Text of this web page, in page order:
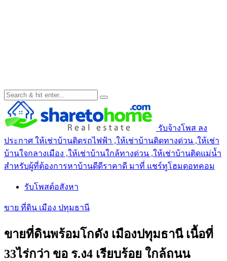
รับจ้างโพส ลง
ประกาศ ให้เช่าบ้านติดรถไฟฟ้า ,ให้เช่าบ้านติดทางด่วน ,ให้เช่า
บ้านใจกลางเมือง ,ให้เช่าบ้านใกล้ทางด่วน ,ให้เช่าบ้านติดแม่น้ำ
สำหรับผู้ที่ต้องการหาบ้านดีดีราคาดี มาที่ แชร์ทูโฮมดอทคอม
รับโพสต์อสังหา
ขาย ที่ดิน เมือง ปทุมธานี
ขายที่ดินพร้อมโกดัง เมืองปทุมธานี เนื้อที่
33ไร่กว่า ขอ ร.ง4 เรียบร้อย ใกล้ถนน